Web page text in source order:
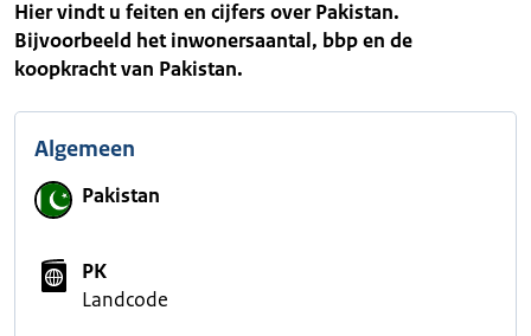
Hier vindt u feiten en cijfers over Pakistan.
Bijvoorbeeld het inwonersaantal, bbp en de
koopkracht van Pakistan.
Algemeen
Pakistan
PK
Landcode